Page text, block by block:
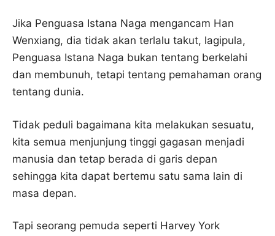
Jika Penguasa Istana Naga mengancam Han
Wenxiang, dia tidak akan terlalu takut, lagipula,
Penguasa Istana Naga bukan tentang berkelahi
dan membunuh, tetapi tentang pemahaman orang
tentang dunia.
Tidak peduli bagaimana kita melakukan sesuatu,
kita semua menjunjung tinggi gagasan menjadi
manusia dan tetap berada di garis depan
sehingga kita dapat bertemu satu sama lain di
masa depan.
Tapi seorang pemuda seperti Harvey York